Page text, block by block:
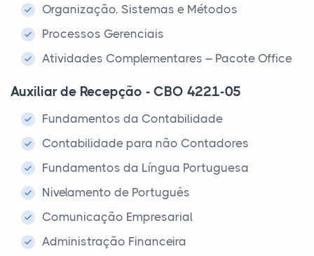
Organização, Sistemas e Métodos
Processos Gerenciais
Atividades Complementares – Pacote Office
Auxiliar de Recepção - CBO 4221-05
Fundamentos da Contabilidade
Contabilidade para não Contadores
Fundamentos da Língua Portuguesa
Nivelamento de Português
Comunicação Empresarial
Administração Financeira